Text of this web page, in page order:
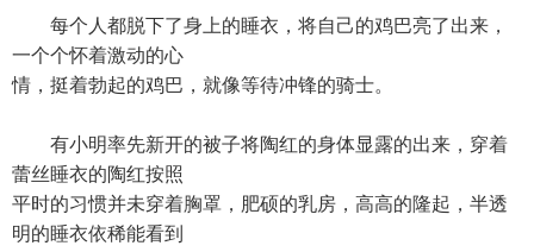
每个人都脱下了身上的睡衣，将自己的鸡巴亮了出来，
一个个怀着激动的心
情，挺着勃起的鸡巴，就像等待冲锋的骑士。
有小明率先新开的被子将陶红的身体显露的出来，穿着
蕾丝睡衣的陶红按照
平时的习惯并未穿着胸罩，肥硕的乳房，高高的隆起，半透
明的睡衣依稀能看到